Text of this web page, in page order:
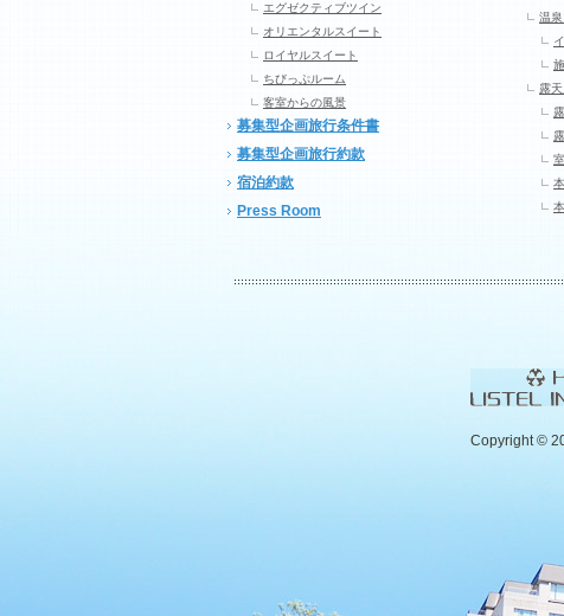
エグゼクティブツイン
オリエンタルスイート
ロイヤルスイート
ちびっぷルーム
客室からの風景
募集型企画旅行条件書
募集型企画旅行約款
宿泊約款
Press Room
温
露
Copyright ©